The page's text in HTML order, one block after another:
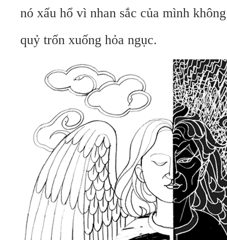
nó xấu hổ vì nhan sắc của mình
quỷ trốn xuống hỏa ngục.